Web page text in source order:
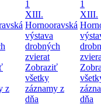
z
1
XIII.
Hornooravská
výstava
drobných
zvierat
Zobraziť
všetky
záznamy z
dňa
1
XIII.
dňa